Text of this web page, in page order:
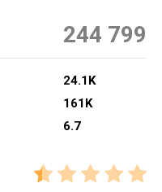
244 799
24.1K
161K
6.7